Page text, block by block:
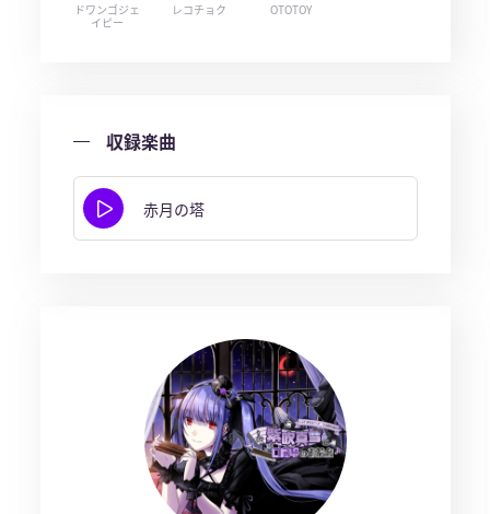
ドワンゴジェ
イピー
レコチョク OTOTOY
収録楽曲
赤月の塔